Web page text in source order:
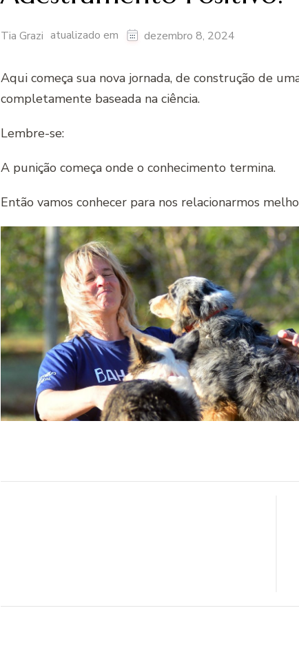
Tia Grazi atualizado em dezembro 8, 2024
Aqui começa sua nova jornada, de construção de
completamente baseada na ciência.
Lembre-se:
A punição começa onde o conhecimento termina.
Então vamos conhecer para nos relacionarmos